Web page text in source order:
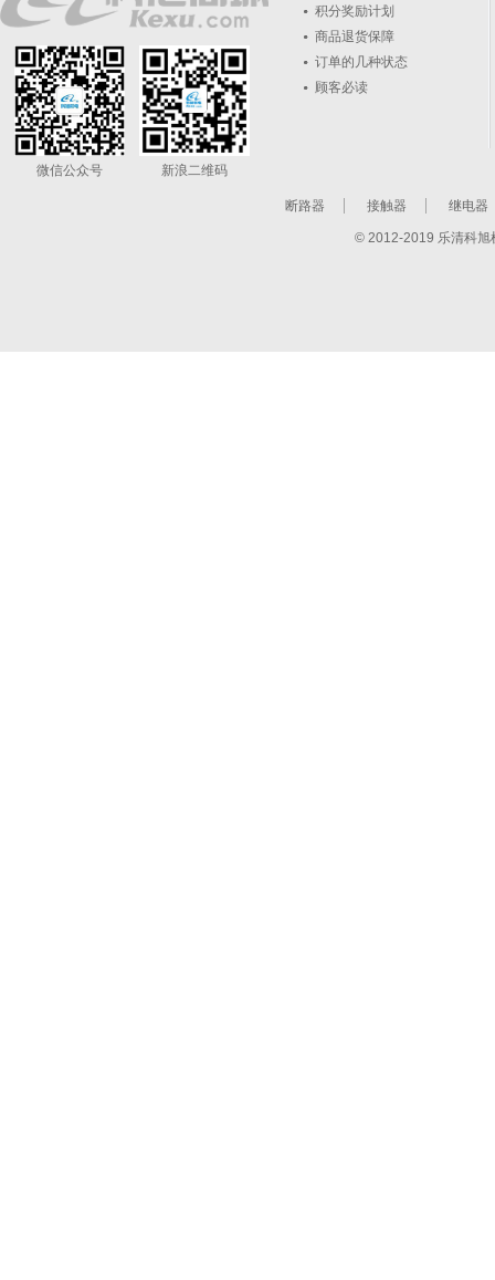
微信公众号 新浪二维码
积分奖励计划
商品退货保障
订单的几种状态
顾客必读
断路器 接触器 继电器
© 2012-2019 乐清科旭